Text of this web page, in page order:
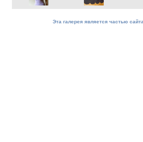
Эта галерея является частью